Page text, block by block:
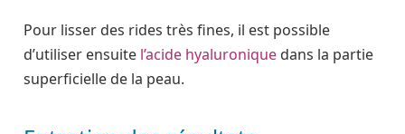
Pour lisser des rides très fines, il est possible
d’utiliser ensuite l’acide hyaluronique dans la partie
superficielle de la peau.